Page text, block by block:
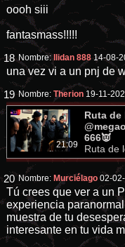
oooh siii
fantasmass!!!!!
18 Nombre: Ilidan 888 14-08-
una vez vi a un pnj de
19 Nombre:Therion 19-11-
21:09
Ruta
666👿
Ruta de
20 Nombre: Murciélago 02-
Tú crees que ver a un
experiencia
muestra de tu
interesante en tu vida